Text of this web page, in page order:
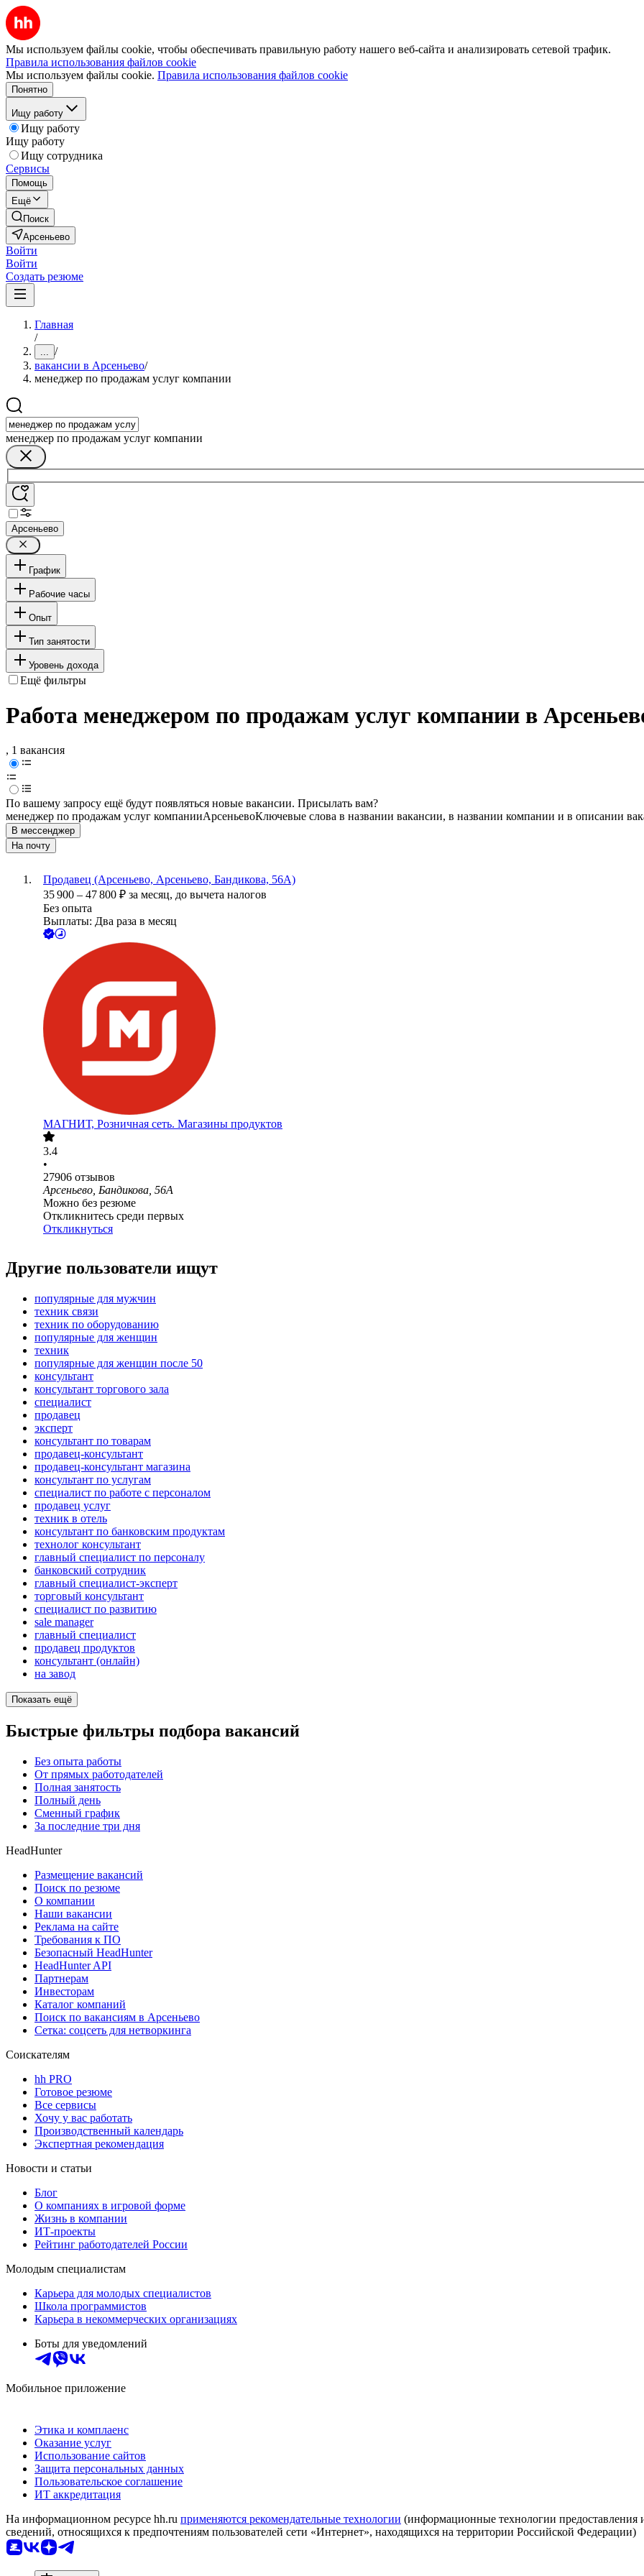
Мы используем файлы cookie, чтобы обеспечивать правильную работу нашего веб-сайта и анализировать сетевой трафик.
Правила использования файлов cookie
Мы используем файлы cookie. Правила использования файлов cookie
Понятно
Ищу работу
Ищу работу
Ищу работу
Ищу сотрудника
Сервисы
Помощь
Ещё
Поиск
Арсеньево
Войти
Войти
Создать резюме
Главная
/
... /
вакансии в Арсеньево/
менеджер по продажам услуг компании
менеджер по продажам услуг компании
Арсеньево
График
Рабочие часы
Опыт
Тип занятости
Уровень дохода
Ещё фильтры
Работа менеджером по продажам услуг компании в
, 1 вакансия
По вашему запросу ещё будут появляться новые вакансии. Присылать вам?
менеджер по продажам услуг компанииАрсеньевоКлючевые слова в названии вакансии, в названии компании и в описании
В мессенджер
На почту
Продавец (Арсеньево, Арсеньево, Бандикова, 56А)
35 900 – 47 800 ₽ за месяц, до вычета налогов
Без опыта
Выплаты: Два раза в месяц
МАГНИТ, Розничная сеть. Магазины продуктов
3.4
•
27906 отзывов
Арсеньево, Бандикова, 56А
Можно без резюме
Откликнитесь среди первых
Откликнуться
Другие пользователи ищут
популярные для мужчин
техник связи
техник по оборудованию
популярные для женщин
техник
популярные для женщин после 50
консультант
консультант торгового зала
специалист
продавец
эксперт
консультант по товарам
продавец-консультант
продавец-консультант магазина
консультант по услугам
специалист по работе с персоналом
продавец услуг
техник в отель
консультант по банковским продуктам
технолог консультант
главный специалист по персоналу
банковский сотрудник
главный специалист-эксперт
торговый консультант
специалист по развитию
sale manager
главный специалист
продавец продуктов
консультант (онлайн)
на завод
Показать ещё
Быстрые фильтры подбора вакансий
Без опыта работы
От прямых работодателей
Полная занятость
Полный день
Сменный график
За последние три дня
HeadHunter
Размещение вакансий
Поиск по резюме
О компании
Наши вакансии
Реклама на сайте
Требования к ПО
Безопасный HeadHunter
HeadHunter API
Партнерам
Инвесторам
Каталог компаний
Поиск по вакансиям в Арсеньево
Сетка: соцсеть для нетворкинга
Соискателям
hh PRO
Готовое резюме
Все сервисы
Хочу у вас работать
Производственный календарь
Экспертная рекомендация
Новости и статьи
Блог
О компаниях в игровой форме
Жизнь в компании
ИТ-проекты
Рейтинг работодателей России
Молодым специалистам
Карьера для молодых специалистов
Школа программистов
Карьера в некоммерческих организациях
Боты для уведомлений
Мобильное приложение
Этика и комплаенс
Оказание услуг
Использование сайтов
Защита персональных данных
Пользовательское соглашение
ИТ аккредитация
На информационном ресурсе hh.ru применяются рекомендательные технологии (информационные технологии предоставления
сведений, относящихся к предпочтениям пользователей сети «Интернет», находящихся на территории Российской Федерации)